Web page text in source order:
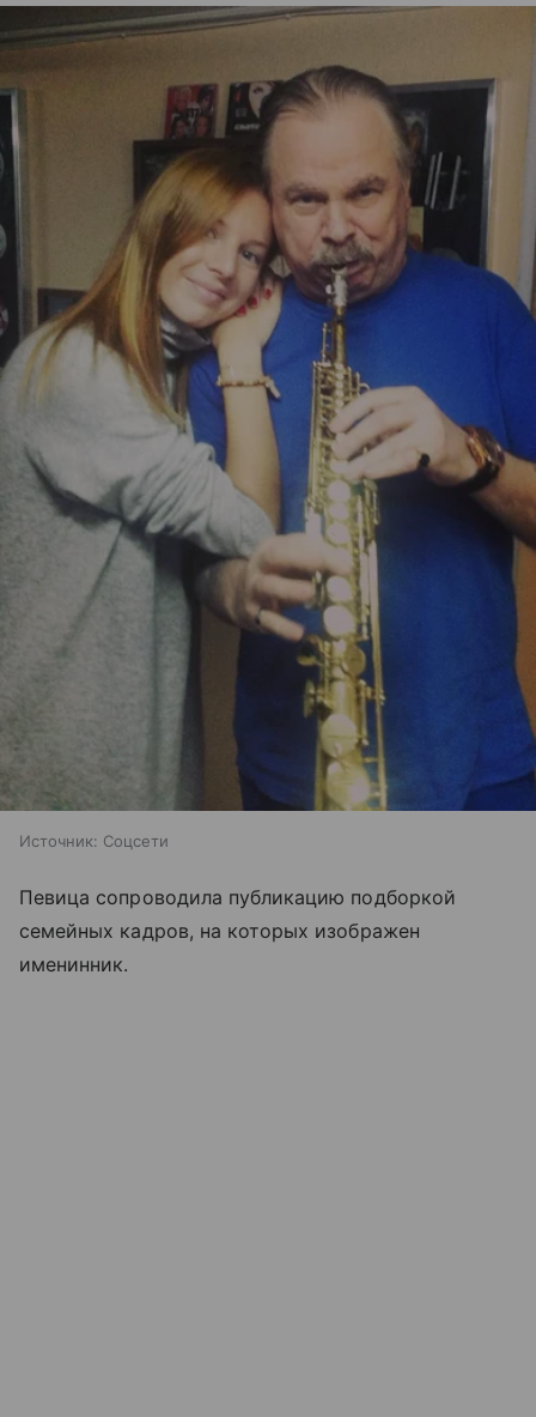
Источник: Соцсети
Певица сопроводила публикацию подборкой
семейных кадров, на которых изображен
именинник.